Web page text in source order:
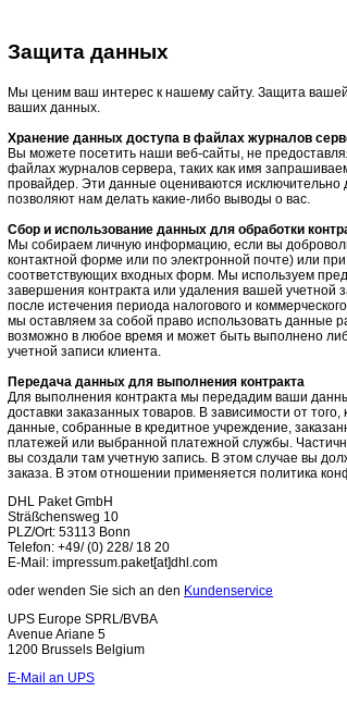
Защита данных
Мы ценим ваш интерес к нашему сайту. Защита
ваших данных.
Хранение данных доступа в файлах журналов
Вы можете посетить наши веб-сайты, не
файлах журналов сервера, таких как имя
провайдер. Эти данные оцениваются
позволяют нам делать какие-либо выводы о вас.
Сбор и использование данных для обработки
Мы собираем личную информацию, если вы
контактной форме или по электронной почте) или
соответствующих входных форм. Мы используем
завершения контракта или удаления вашей учетной
после истечения периода налогового и
мы оставляем за собой право использовать данные
возможно в любое время и может быть выполнено
учетной записи клиента.
Передача данных для выполнения контракта
Для выполнения контракта мы передадим ваши
доставки заказанных товаров. В зависимости от
данные, собранные в кредитное учреждение,
платежей или выбранной платежной службы.
вы создали там учетную запись. В этом случае вы
заказа. В этом отношении применяется политика
DHL Paket GmbH
Sträßchensweg 10
PLZ/Ort: 53113 Bonn
Telefon: +49/ (0) 228/ 18 20
E-Mail: impressum.paket[at]dhl.com
oder wenden Sie sich an den Kundenservice
UPS Europe SPRL/BVBA
Avenue Ariane 5
1200 Brussels Belgium
E-Mail an UPS